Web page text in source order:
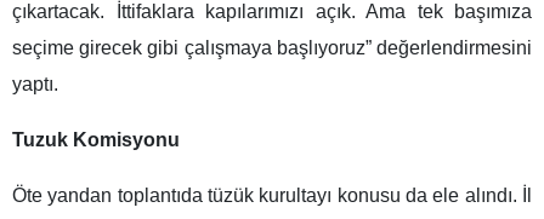
çıkartacak. İttifaklara kapılarımızı açık. Ama tek başımıza
seçime girecek gibi çalışmaya başlıyoruz” değerlendirmesini
yaptı.
Tuzuk Komisyonu
Öte yandan toplantıda tüzük kurultayı konusu da ele alındı. İl